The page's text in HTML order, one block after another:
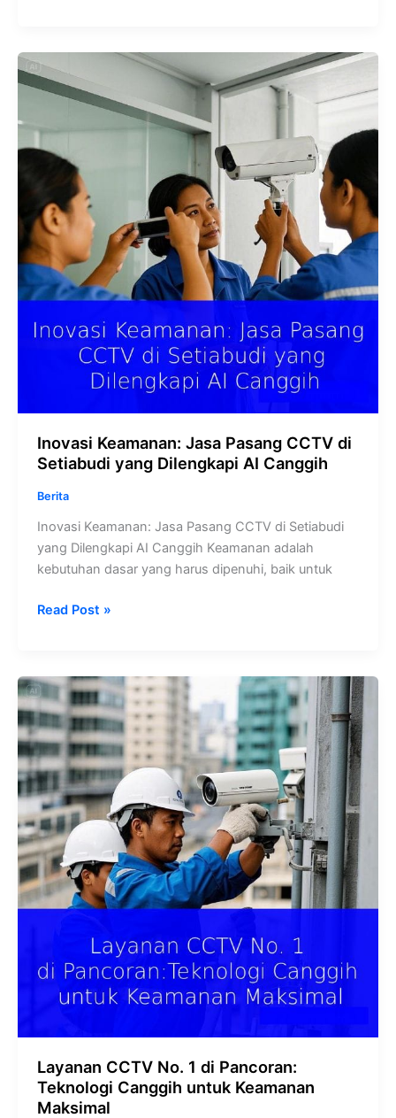
Inovasi Keamanan: Jasa Pasang CCTV di
Setiabudi yang Dilengkapi AI Canggih
Berita
Inovasi Keamanan: Jasa Pasang CCTV di Setiabudi
yang Dilengkapi AI Canggih Keamanan adalah
kebutuhan dasar yang harus dipenuhi, baik untuk
Inovasi
Keamanan:
Pasang
CCTV
Setiabudi
yang
Dilengkapi
AI
Canggih
Read Post »
Layanan CCTV No. 1 di Pancoran:
Teknologi Canggih untuk Keamanan
Maksimal
Layanan
CCTV
No.
1
di
Pancoran:
Teknologi
Canggih
untuk
Keamanan
Maksimal